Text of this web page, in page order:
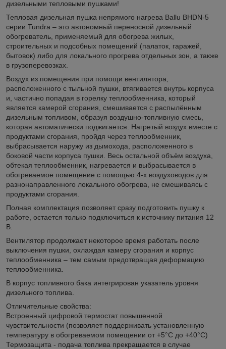
дизельными тепловыми пушками!
Тепловая дизельная пушка непрямого нагрева Ballu BHDN-5
серии Tundra – это автономный переносной дизельный
обогреватель, применяемый для обогрева жилых,
строительных и подсобных помещений (палаток, гаражей,
бытовок) либо для локального прогрева отдельных зон, а также
в грузоперевозках.
Воздух из помещения при помощи вентилятора,
расположенного с тыльной пушки, втягивается внутрь корпуса
и, частично попадая в горелку теплообменника, который
является камерой сгорания, смешивается с распылённым
дизельным топливом, образуя воздушно-топливную смесь,
которая автоматически поджигается. Нагретый воздух вместе с
продуктами сгорания, пройдя через теплообменник,
выбрасывается наружу из дымохода, расположенного в
боковой части корпуса пушки. Весь остальной объём воздуха,
обтекая теплообменник, нагревается и выбрасывается в
обогреваемое помещение с помощью 4-х воздуховодов для
разнонаправленного локального обогрева, не смешиваясь с
продуктами сгорания.
Полная комплектация позволяет сразу подготовить пушку к
работе, остается только подключиться к источнику питания 12
В.
Вентилятор продолжает некоторое время работать после
выключения пушки, охлаждая камеру сгорания и корпус
теплообменника – тем самым предотвращая деформацию
теплообменника.
В корпус топливного бака интегрирован указатель уровня
дизельного топлива.
Отличительные свойства:
Встроенный цифровой термостат повышенной
чувствительности (позволяет поддерживать установленную
температуру в обогреваемом помещении от +5°С до +40°С)
Термозащита - подача топлива прекращается в случае